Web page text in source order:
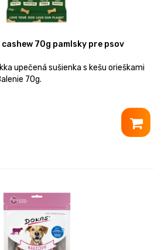
70g pamlsky pre psov
upečená sušienka s kešu orieškami
70g.